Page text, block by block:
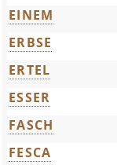
EINEM
ERBSE
ERTEL
ESSER
FASCH
FESCA